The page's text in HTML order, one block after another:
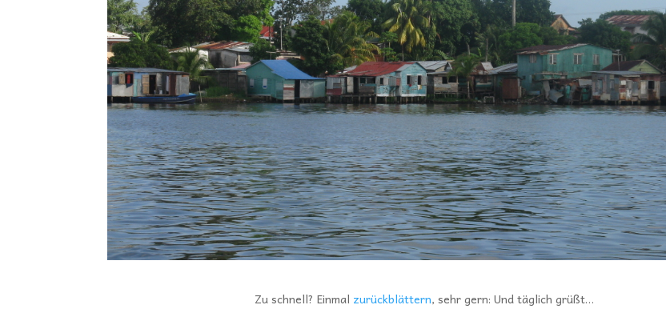
Zu schnell? Einmal zurückblättern, sehr gern: Und täglich grüßt…